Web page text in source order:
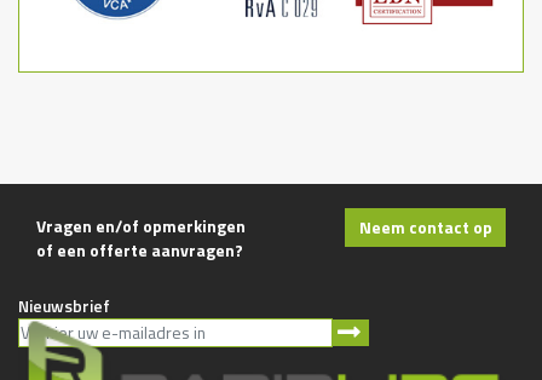
Vragen en/of opmerkingen
of een offerte aanvragen?
Neem contact op
Nieuwsbrief